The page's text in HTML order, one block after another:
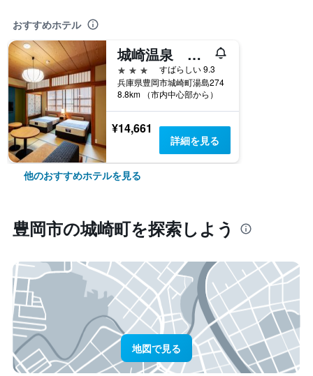
おすすめホテル
城崎温泉 川口屋本館
3つ星
すばらしい 9.3
兵庫県豊岡市城崎町湯島274
8.8km （市内中心部から）
¥14,661
詳細を見る
他のおすすめホテルを見る
豊岡市​の城崎町​を探索しよう
地図で見る